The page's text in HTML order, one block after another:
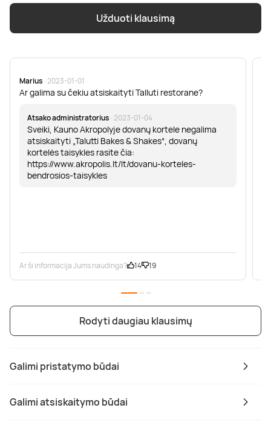
Galimi pristatymo būdai
Galimi atsiskaitymo būdai
Užduoti klausimą
Marius · 2023-01-01
Ar galima su čekiu atsiskaityti Talluti restorane?
Atsako administratorius · 2023-01-04
Sveiki, Kauno Akropolyje dovanų kortele negalima
atsiskaityti „Talutti Bakes & Shakes“, dovanų
kortelės taisykles rasite čia:
https://www.akropolis.lt/lt/dovanu-korteles-
bendrosios-taisykles
Ar ši informacija Jums naudinga? 14 19
Rodyti daugiau klausimų